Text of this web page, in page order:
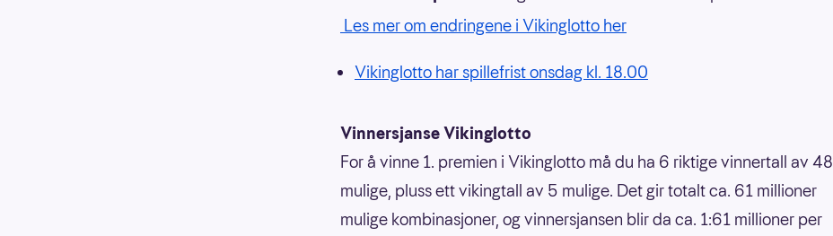
Les mer om endringene i Vikinglotto her
Vikinglotto har spillefrist onsdag kl. 18.00
Vinnersjanse Vikinglotto
For å vinne 1. premien i Vikinglotto må du ha 6 riktige vinnertall av 48
mulige, pluss ett vikingtall av 5 mulige. Det gir totalt ca. 61 millioner
mulige kombinasjoner, og vinnersjansen blir da ca. 1:61 millioner per